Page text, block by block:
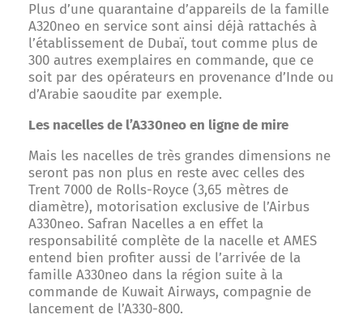
Plus d’une quarantaine d’appareils de la famille
A320neo en service sont ainsi déjà rattachés à
l’établissement de Dubaï, tout comme plus de
300 autres exemplaires en commande, que ce
soit par des opérateurs en provenance d’Inde ou
d’Arabie saoudite par exemple.
Les nacelles de l’A330neo en ligne de mire
Mais les nacelles de très grandes dimensions ne
seront pas non plus en reste avec celles des
Trent 7000 de Rolls-Royce (3,65 mètres de
diamètre), motorisation exclusive de l’Airbus
A330neo. Safran Nacelles a en effet la
responsabilité complète de la nacelle et AMES
entend bien profiter aussi de l’arrivée de la
famille A330neo dans la région suite à la
commande de Kuwait Airways, compagnie de
lancement de l’A330-800.